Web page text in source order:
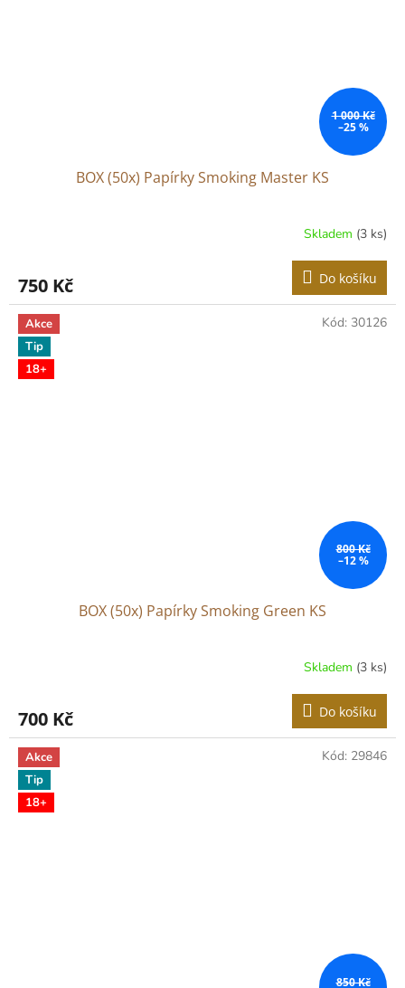
1 000 Kč
–25 %
BOX (50x) Papírky Smoking Master KS
Skladem (3 ks)
750 Kč Do košíku
Akce
Tip
18+
800 Kč
–12 %
BOX (50x) Papírky Smoking Green KS
Skladem (3 ks)
700 Kč Do košíku
Kód: 30126
Akce
Tip
18+
850 Kč
Kód: 29846